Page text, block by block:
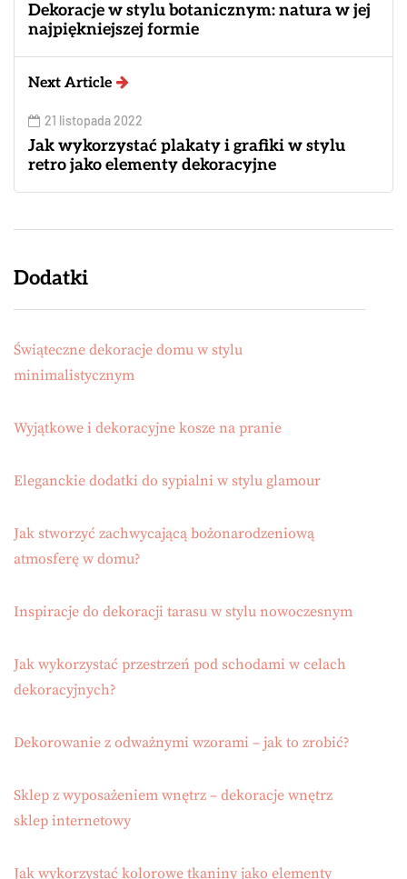
Dekoracje w stylu botanicznym: natura w jej
najpiękniejszej formie
Next Article
21 listopada 2022
Jak wykorzystać plakaty i grafiki w stylu
retro jako elementy dekoracyjne
Dodatki
Świąteczne dekoracje domu w stylu
minimalistycznym
Wyjątkowe i dekoracyjne kosze na pranie
Eleganckie dodatki do sypialni w stylu glamour
Jak stworzyć zachwycającą bożonarodzeniową
atmosferę w domu?
Inspiracje do dekoracji tarasu w stylu nowoczesnym
Jak wykorzystać przestrzeń pod schodami w celach
dekoracyjnych?
Dekorowanie z odważnymi wzorami – jak to zrobić?
Sklep z wyposażeniem wnętrz – dekoracje wnętrz
sklep internetowy
Jak wykorzystać kolorowe tkaniny jako elementy